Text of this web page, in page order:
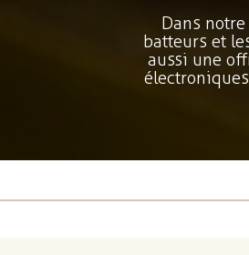
Dans
batteurs et
aussi une